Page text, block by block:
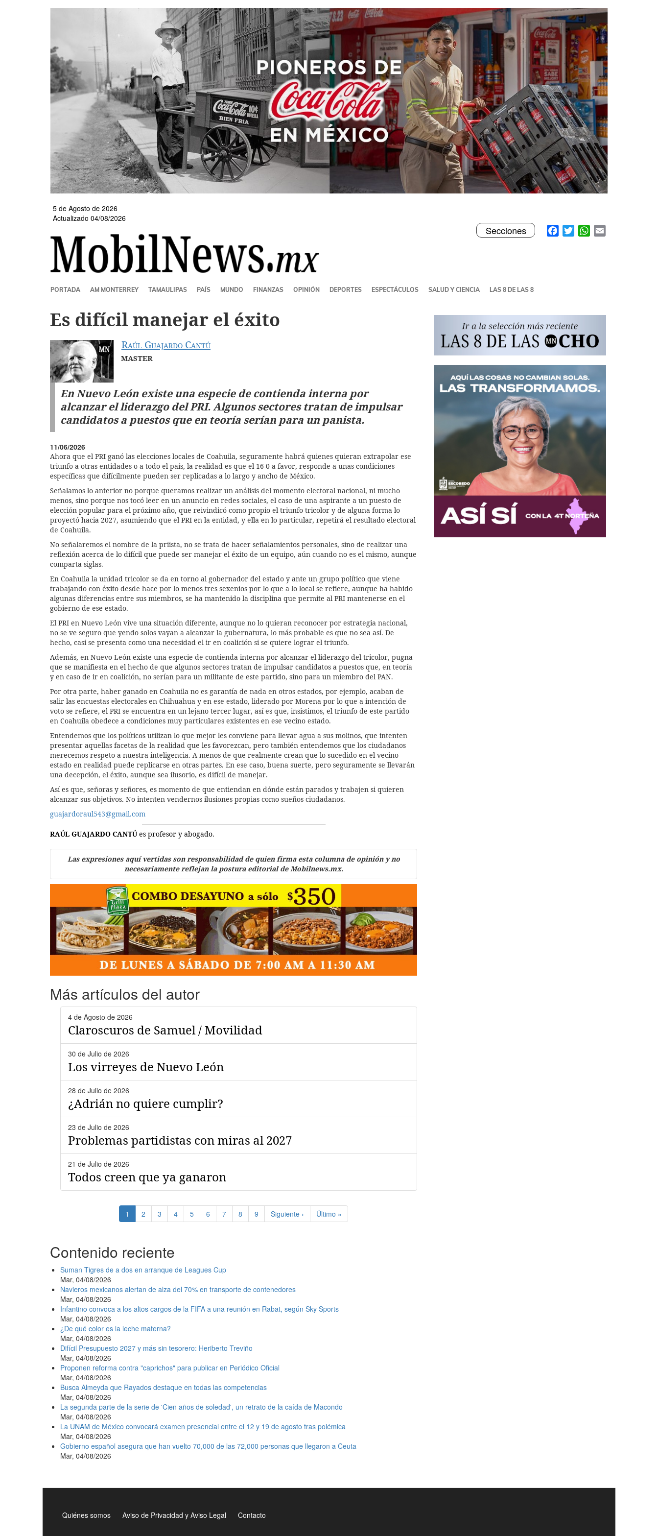
5 de Agosto de 2026
Actualizado 04/08/2026
Facebook
TwitterWhatsApp
Toggle
navigation
Secciones
SECCIONES
PORTADA AM MONTERREY TAMAULIPAS PAÍS MUNDO FINANZAS OPINIÓN DEPORTES ESPECTÁCULOS SALUD Y CIENCIA LAS 8 DE LAS 8
Es difícil manejar el éxito
Raúl Guajardo Cantú
MASTER
En Nuevo León existe una especie de contienda interna por
alcanzar el liderazgo del PRI. Algunos sectores tratan de impulsar
candidatos a puestos que en teoría serían para un panista.
11/06/2026
Ahora que el PRI ganó las elecciones locales de Coahuila, seguramente habrá quienes quieran extrapolar ese
triunfo a otras entidades o a todo el país, la realidad es que el 16-0 a favor, responde a unas condiciones
específicas que difícilmente pueden ser replicadas a lo largo y ancho de México.
Señalamos lo anterior no porque queramos realizar un análisis del momento electoral nacional, ni mucho
menos, sino porque nos tocó leer en un anuncio en redes sociales, el caso de una aspirante a un puesto de
elección popular para el próximo año, que reivindicó como propio el triunfo tricolor y de alguna forma lo
proyectó hacia 2027, asumiendo que el PRI en la entidad, y ella en lo particular, repetirá el resultado electoral
de Coahuila.
No señalaremos el nombre de la priista, no se trata de hacer señalamientos personales, sino de realizar una
reflexión acerca de lo difícil que puede ser manejar el éxito de un equipo, aún cuando no es el mismo, aunque
comparta siglas.
En Coahuila la unidad tricolor se da en torno al gobernador del estado y ante un grupo político que viene
trabajando con éxito desde hace por lo menos tres sexenios por lo que a lo local se refiere, aunque ha habido
algunas diferencias entre sus miembros, se ha mantenido la disciplina que permite al PRI mantenerse en el
gobierno de ese estado.
El PRI en Nuevo León vive una situación diferente, aunque no lo quieran reconocer por estrategia nacional,
no se ve seguro que yendo solos vayan a alcanzar la gubernatura, lo más probable es que no sea así. De
hecho, casi se presenta como una necesidad el ir en coalición si se quiere lograr el triunfo.
Además, en Nuevo León existe una especie de contienda interna por alcanzar el liderazgo del tricolor, pugna
que se manifiesta en el hecho de que algunos sectores tratan de impulsar candidatos a puestos que, en teoría
y en caso de ir en coalición, no serían para un militante de este partido, sino para un miembro del PAN.
Por otra parte, haber ganado en Coahuila no es garantía de nada en otros estados, por ejemplo, acaban de
salir las encuestas electorales en Chihuahua y en ese estado, liderado por Morena por lo que a intención de
voto se refiere, el PRI se encuentra en un lejano tercer lugar, así es que, insistimos, el triunfo de este partido
en Coahuila obedece a condiciones muy particulares existentes en ese vecino estado.
Entendemos que los políticos utilizan lo que mejor les conviene para llevar agua a sus molinos, que intenten
presentar aquellas facetas de la realidad que les favorezcan, pero también entendemos que los ciudadanos
merecemos respeto a nuestra inteligencia. A menos de que realmente crean que lo sucedido en el vecino
estado en realidad puede replicarse en otras partes. En ese caso, buena suerte, pero seguramente se llevarán
una decepción, el éxito, aunque sea ilusorio, es difícil de manejar.
Así es que, señoras y señores, es momento de que entiendan en dónde están parados y trabajen si quieren
alcanzar sus objetivos. No intenten vendernos ilusiones propias como sueños ciudadanos.
guajardoraul543@gmail.com
RAÚL GUAJARDO CANTÚes profesor y abogado.
Las expresiones aquí vertidas son responsabilidad de quien firma esta columna de opinión y no
necesariamente reflejan la postura editorial de Mobilnews.mx.
Más artículos del autor
4 de Agosto de 2026
Claroscuros de Samuel / Movilidad
30 de Julio de 2026
Los virreyes de Nuevo León
28 de Julio de 2026
¿Adrián no quiere cumplir?
23 de Julio de 2026
Problemas partidistas con miras al 2027
21 de Julio de 2026
Todos creen que ya ganaron
Página
actual
1 Page
2 Page
3 Page
4 Page
5 Page
6 Page
7 Page
8 Page
9
Siguiente
página
Siguiente ›
Última
página
Último »
Contenido reciente
Suman Tigres de a dos en arranque de Leagues Cup
Mar, 04/08/2026
Navieros mexicanos alertan de alza del 70% en transporte de contenedores
Mar, 04/08/2026
Infantino convoca a los altos cargos de la FIFA a una reunión en Rabat, según Sky Sports
Mar, 04/08/2026
¿De qué color es la leche materna?
Mar, 04/08/2026
Difícil Presupuesto 2027 y más sin tesorero: Heriberto Treviño
Mar, 04/08/2026
Proponen reforma contra "caprichos" para publicar en Periódico Oficial
Mar, 04/08/2026
Busca Almeyda que Rayados destaque en todas las competencias
Mar, 04/08/2026
La segunda parte de la serie de 'Cien años de soledad', un retrato de la caída de Macondo
Mar, 04/08/2026
La UNAM de México convocará examen presencial entre el 12 y 19 de agosto tras polémica
Mar, 04/08/2026
Gobierno español asegura que han vuelto 70,000 de las 72,000 personas que llegaron a Ceuta
Mar, 04/08/2026
Menú
Quiénes somos Aviso de Privacidad y Aviso Legal Contacto